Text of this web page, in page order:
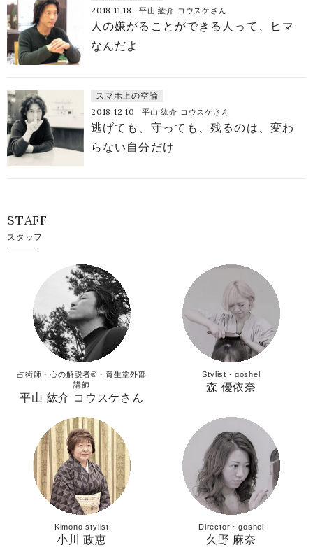
2018.11.18 平山 紘介 コウスケさん
人の嫌がることができる人って、ヒマ
なんだよ
スマホ上の空論
2018.12.10 平山 紘介 コウスケさん
逃げても、守っても、残るのは、変わ
らない自分だけ
STAFF
スタッフ
占術師・心の解説者®︎・資生堂外部
講師
平山 紘介 コウスケさん
Stylist・goshel
森 優依奈
Kimono stylist
小川 政恵
Director・goshel
久野 麻奈